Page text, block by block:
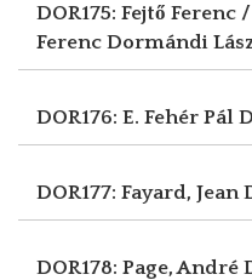
DOR175: Fejtő
Ferenc Dormándi
DOR176: E. Fehér Pál
DOR177: Fayard, Jean
DOR178: Page, André